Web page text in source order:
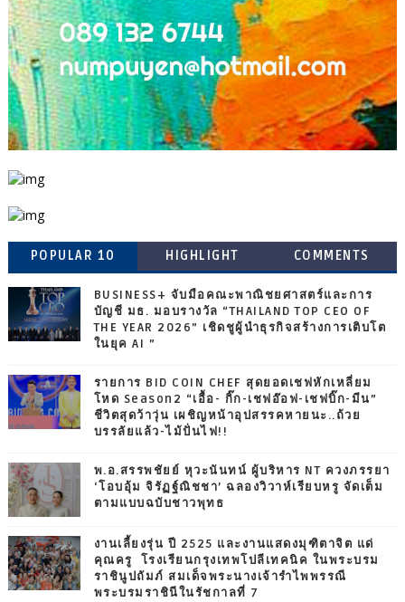
POPULAR 10 HIGHLIGHT COMMENTS
BUSINESS+ จับมือคณะพาณิชยศาสตร์และการ
บัญชี มธ. มอบรางวัล “THAILAND TOP CEO OF
THE YEAR 2026” เชิดชูผู้นำธุรกิจสร้างการเติบโต
ในยุค AI ”
รายการ BID COIN CHEF สุดยอดเชฟหักเหลี่ยม
โหด Season2 “เอื้อ- กิ๊ก-เชฟอ๊อฟ-เชฟบิ๊ก-มีน”
ชีวิตสุดว้าวุ่น เผชิญหน้าอุปสรรคหายนะ..ถ้วย
บรรลัยแล้ว-ไม้ปั่นไฟ!!
พ.อ.สรรพชัยย์ หุวะนันทน์ ผู้บริหาร NT ควงภรรยา
‘โอบอุ้ม จิรัฏฐ์ณิชชา’ ฉลองวิวาห์เรียบหรู จัดเต็ม
ตามแบบฉบับชาวพุทธ
งานเลี้ยงรุ่น ปี 2525 และงานแสดงมุฑิตาจิต แด่
คุณครู โรงเรียนกรุงเทพโปลีเทคนิค ในพระบรม
ราชินูปถัมภ์ สมเด็จพระนางเจ้ารำไพพรรณี
พระบรมราชินีในรัชกาลที่ 7